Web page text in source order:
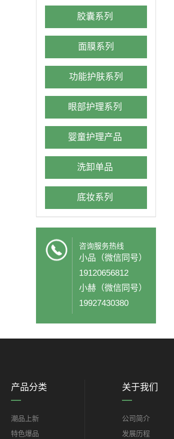
胶囊系列
面膜系列
功能护肤系列
眼部护理系列
婴童护理产品
洗卸单品
底妆系列
咨询服务热线
小品（微信同号）
19120656812
小赫（微信同号）
19927430380
产品分类
潮品上新
特色爆品
关于我们
公司简介
发展历程